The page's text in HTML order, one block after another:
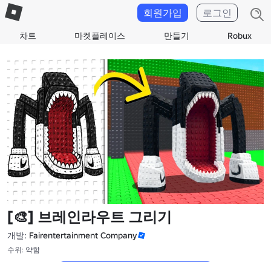
차트 마켓플레이스 만들기 Robux
회원가입 로그인
[🎨] 브레인라우트 그리기
개발: Fairentertainment Company
수위: 약함